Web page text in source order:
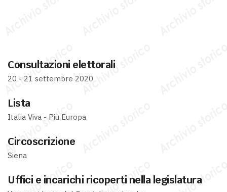
Consultazioni elettorali
20 - 21 settembre 2020
Lista
Italia Viva - Più Europa
Circoscrizione
Siena
Uffici e incarichi ricoperti nella legislatura